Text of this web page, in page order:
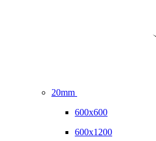
20mm
600x600
600x1200